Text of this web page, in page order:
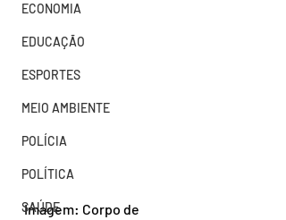
ECONOMIA
EDUCAÇÃO
ESPORTES
MEIO AMBIENTE
POLÍCIA
POLÍTICA
SAÚDE
Imagem: Corpo de